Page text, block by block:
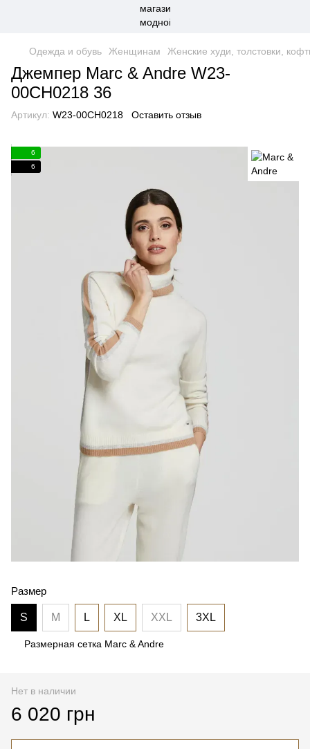
Одежда и обувь Женщинам Женские худи, толстовки,
Джемпер Marc & Andre W23-
00CH0218 36
Артикул: W23-00CH0218 Оставить отзыв
6
6
Размер
S M L XL XXL 3XL
Размерная сетка Marc & Andre
Нет в наличии
6 020 грн